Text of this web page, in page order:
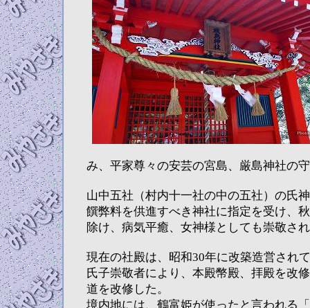
み、平家尊々の安芸の宮島、厳島神社の
山中五社（村内十一社の中の五社）の氏
饌弊料を供進すべき神社に指定を受け、
除け、病気平癒、女神様としても崇敬さ
現在の社殿は、昭和30年に改築造営され
氏子崇敬者により、本殿幣殿、拝殿を改
道を改修した。
境内地には、鶴富姫が使ったと言われる